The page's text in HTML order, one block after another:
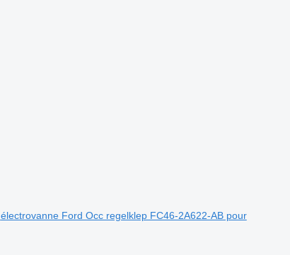
électrovanne Ford Occ regelklep FC46-2A622-AB pour